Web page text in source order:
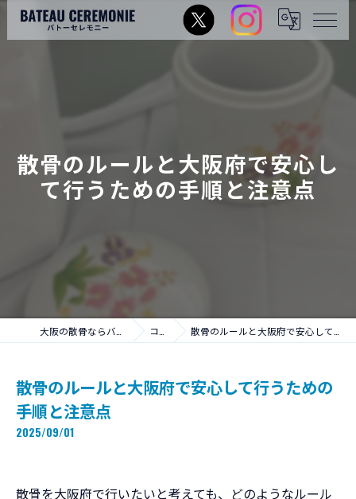
散骨のルールと大阪府で安心し
て行うための手順と注意点
コラム 散骨のルールと大阪府で安心して行うための手順と注意点
散骨のルールと大阪府で安心して行うための
手順と注意点
2025/09/01
散骨を大阪府で行いたいと考えても、どのようなルール